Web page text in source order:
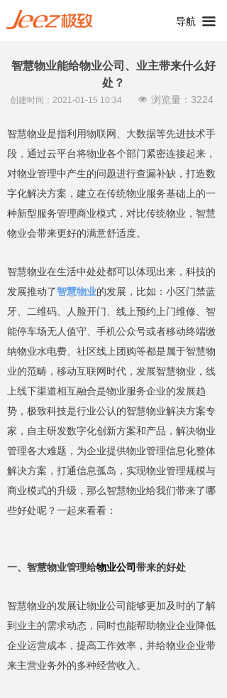
导航 끀
智慧物业能给物业公司、业主带来什么好
处？
智慧物业是指利用物联网 、 大数据等先进技术手
段，通过云平台将物业各个部门 紧密连接起来，
对物业管理中产生的问题进行查漏补缺，打造数
字化解决方案， 建立在传统物业服务基础上的一
种新型服务管理商业模式，对比传统物业，智慧
物业会带来更好的满意舒适度。
智慧物业在生活中处处都可以体现出来，科技的
发展推动了智慧物业的发展， 比如： 小区门禁蓝
牙、二维码、人脸开门、 线上预约上门维修、 智
能停车场无人值守、 手机公众号或者移动终端缴
纳物业水电费、社区线上团购等都是属于智慧物
业的范畴， 移动互联网时代，发展智慧物业，线
上线下渠道相互融合是物业服务企业的发展趋
势，极致科技是行业公认的智慧物业解决方案专
家， 自主研发数字化创新方案和产品， 解决物业
管理各大难题，为企业提供物业管理信息化整体
解决方案，打通信息孤岛，实现物业管理规模与
商业模式的升级，那么智慧物业给我们带来了哪
些好处呢？一起来看看：
一、智慧物业管理给物业公司 带来的好处
智慧物业的发展让物业公司能够更加及时的了解
到业主的需求动态，同时也能帮助物业企业降低
企业运营成本，提高工作效率，并给物业企业带
来主营业务外的多种经营收入。
创建时间： 2021-01-15 10:34 넶 浏览量： 3224